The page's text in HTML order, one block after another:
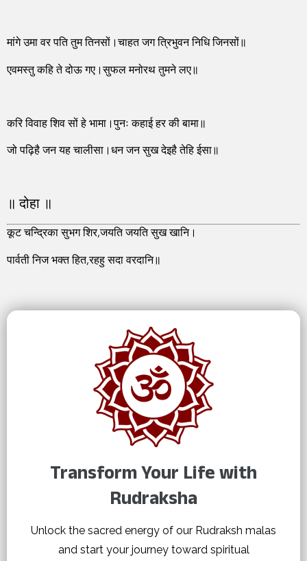
मांगे उमा वर पति तुम तिनसों।चाहत जग त्रिभुवन निधि जिनसों॥
एवमस्तु कहि ते दोऊ गए।सुफल मनोरथ तुमने लए॥
करि विवाह शिव सों हे भामा।पुनः कहाई हर की बामा॥
जो पढ़िहै जन यह चालीसा।धन जन सुख देइहै तेहि ईसा॥
॥ दोहा ॥
कूट चन्द्रिका सुभग शिर,जयति जयति सुख खा‍नि।
पार्वती निज भक्त हित,रहहु सदा वरदानि॥
Transform Your Life with
Rudraksha
Unlock the sacred energy of our Rudraksh malas
and start your journey toward spiritual